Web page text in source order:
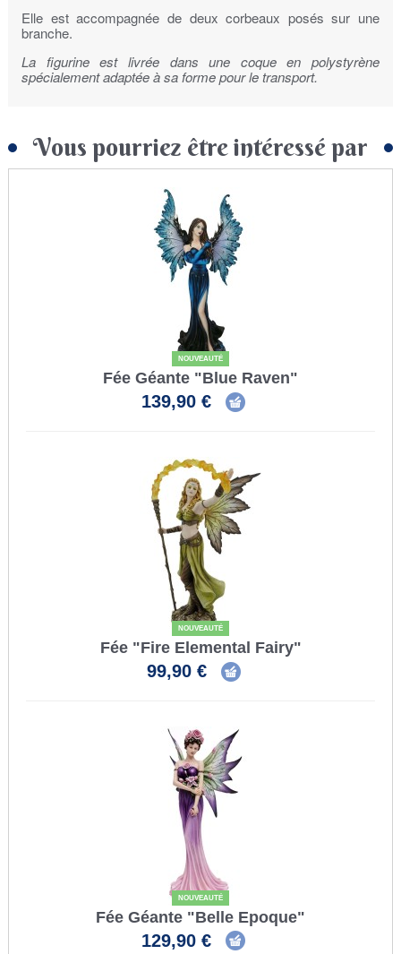
Elle est accompagnée de deux corbeaux posés sur une
branche.
La figurine est livrée dans une coque en polystyrène
spécialement adaptée à sa forme pour le transport.
Vous pourriez être intéressé par
NOUVEAUTÉ
Fée Géante "Blue Raven"
139,90 €
NOUVEAUTÉ
Fée "Fire Elemental Fairy"
99,90 €
NOUVEAUTÉ
Fée Géante "Belle Epoque"
129,90 €